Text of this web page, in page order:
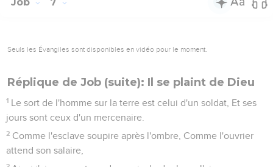
Seuls les Évangiles sont disponibles en vidéo pour le moment.
Réplique de Job (suite): Il se plaint de Dieu
1 Le sort de l'homme sur la terre est celui d'un soldat, Et ses
jours sont ceux d'un mercenaire.
2 Comme l'esclave soupire après l'ombre, Comme l'ouvrier
attend son salaire,